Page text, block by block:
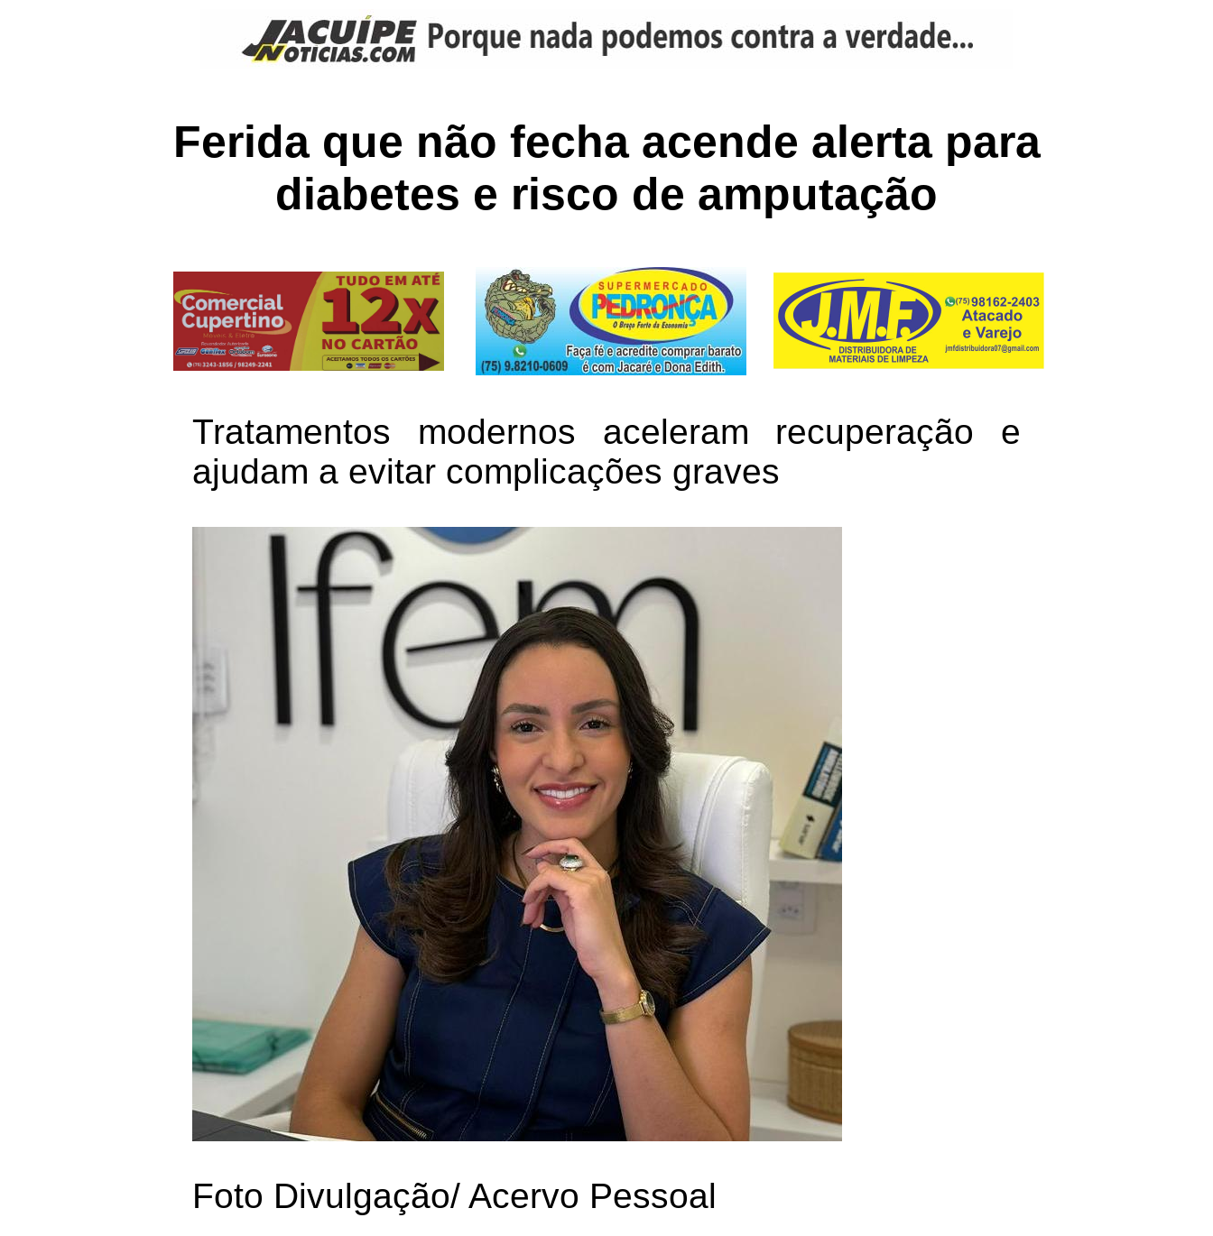
Ferida que não fecha acende alerta para
diabetes e risco de amputação
Tratamentos modernos aceleram recuperação e
ajudam a evitar complicações graves
Foto Divulgação/ Acervo Pessoal